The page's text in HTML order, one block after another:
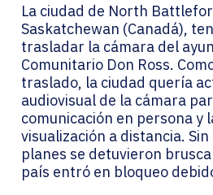
La ciudad de North
Saskatchewan (Canadá),
trasladar la cámara del
Comunitario Don Ross.
traslado, la ciudad quería
audiovisual de la cámara
comunicación en persona y
visualización a distancia.
planes se detuvieron
país entró en bloqueo